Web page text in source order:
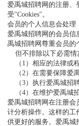
爱禹城招聘网的注册
受"Cookies"。
会员的个人信息会处理
爱禹城招聘网的会员
禹城招聘网尊重会员的
但不排除以下必需情
（1）相应的法律或
（2）在需要保障爱
（3）执行爱禹城招
（4）在维护爱禹城
爱禹城招聘网在注册
计分析操作。这样的工
供更好的服务。爱禹城